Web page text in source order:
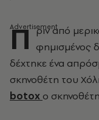
Π ριν από
φημισμένος
δέχτηκε ένα
σκηνοθέτη του
botox ο